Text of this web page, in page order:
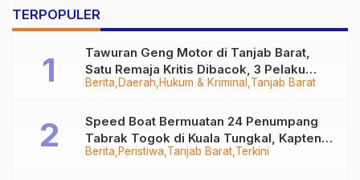
Cabang hingga Fasilitas
…
TERPOPULER
Berita Daerah Hukum & Kriminal Tanjab Barat
Tawuran Geng Motor di Tanjab Barat,
Satu Remaja Kritis Dibacok, 3 Pelaku
Ditangkap
Berita Peristiwa Tanjab Barat Terkini
Speed Boat Bermuatan 24 Penumpang
Tabrak Togok di Kuala Tungkal, Kapten
Sempat Hilang